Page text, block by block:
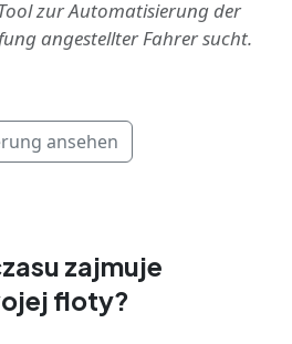
zur Automatisierung der
angestellter Fahrer sucht.
ansehen
zajmuje
floty?